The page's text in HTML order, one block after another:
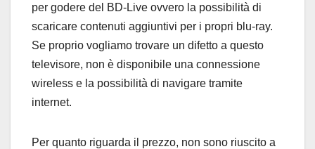
per godere del BD-Live ovvero la possibilità di
scaricare contenuti aggiuntivi per i propri blu-ray.
Se proprio vogliamo trovare un difetto a questo
televisore, non è disponibile una connessione
wireless e la possibilità di navigare tramite
internet.
Per quanto riguarda il prezzo, non sono riuscito a